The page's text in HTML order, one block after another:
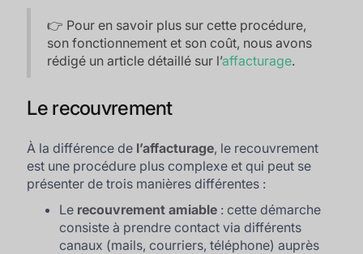
👉 Pour en savoir plus sur cette procédure,
son fonctionnement et son coût, nous avons
rédigé un article détaillé sur l’affacturage.
Le recouvrement
À la différence de l’affacturage, le recouvrement
est une procédure plus complexe et qui peut se
présenter de trois manières différentes :
Le recouvrement amiable : cette démarche
consiste à prendre contact via différents
canaux (mails, courriers, téléphone) auprès